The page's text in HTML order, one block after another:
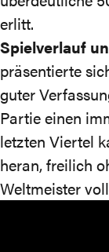
erlitt.
Spielverlauf
präsentierte
guter
Partie einen
letzten Viertel
heran, freilich
Weltmeister